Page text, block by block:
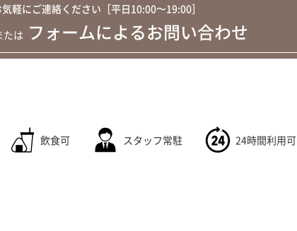
気軽にご連絡ください［平日10:00〜19:00］
たは フォームによるお問い合わせ
飲食可 スタッフ常駐 24時間利用可